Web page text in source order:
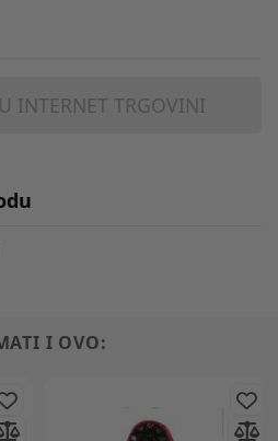
INTERNET TRGOVINI
I OVO: